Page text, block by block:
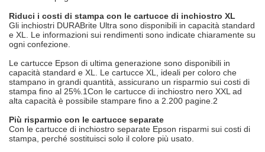
Riduci i costi di stampa con le cartucce di inchiostro XL
Gli inchiostri DURABrite Ultra sono disponibili in capacità standard
e XL. Le informazioni sui rendimenti sono indicate chiaramente su
ogni confezione.
Le cartucce Epson di ultima generazione sono disponibili in
capacità standard e XL. Le cartucce XL, ideali per coloro che
stampano in grandi quantità, assicurano un risparmio sui costi di
stampa fino al 25%.1Con le cartucce di inchiostro nero XXL ad
alta capacità è possibile stampare fino a 2.200 pagine.2
Più risparmio con le cartucce separate
Con le cartucce di inchiostro separate Epson risparmi sui costi di
stampa, perché sostituisci solo il colore più usato.